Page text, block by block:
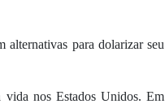
alternativas para dolarizar seu
vida nos Estados Unidos. Em